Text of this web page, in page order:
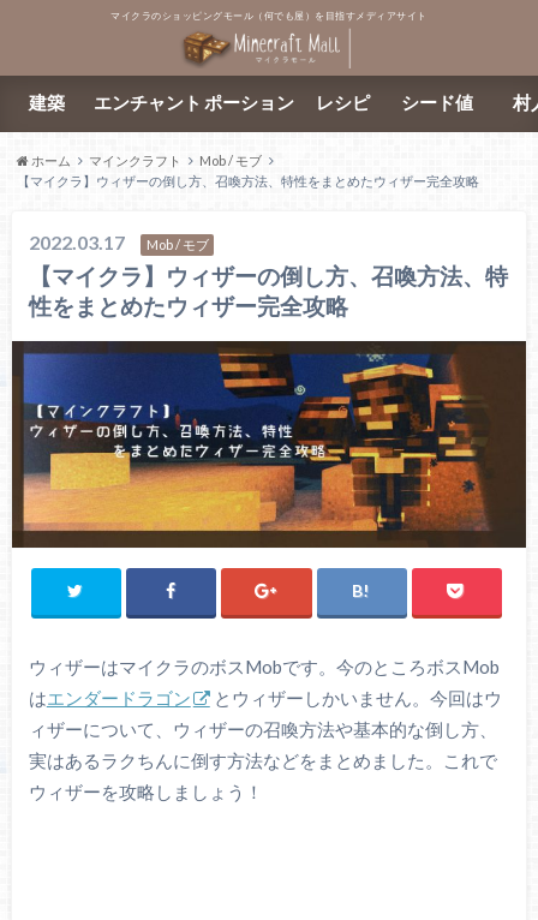
マイクラのショッピングモール（何でも屋）を目指すメディアサイト
建築 エンチャント ポーション レシピ シード値 村
ホーム マインクラフト
Mob / モブ
【マイクラ】ウィザーの倒し方、召喚方法、特性をまとめたウィザー完全攻略
2022.03.17 Mob / モブ
【マイクラ】ウィザーの倒し方、召喚方法、特
性をまとめたウィザー完全攻略
ウィザーはマイクラのボスMobです。今のところボスMob
はエンダードラゴン
とウィザーしかいません。今回はウ
ィザーについて、ウィザーの召喚方法や基本的な倒し方、
実はあるラクちんに倒す方法などをまとめました。これで
ウィザーを攻略しましょう！